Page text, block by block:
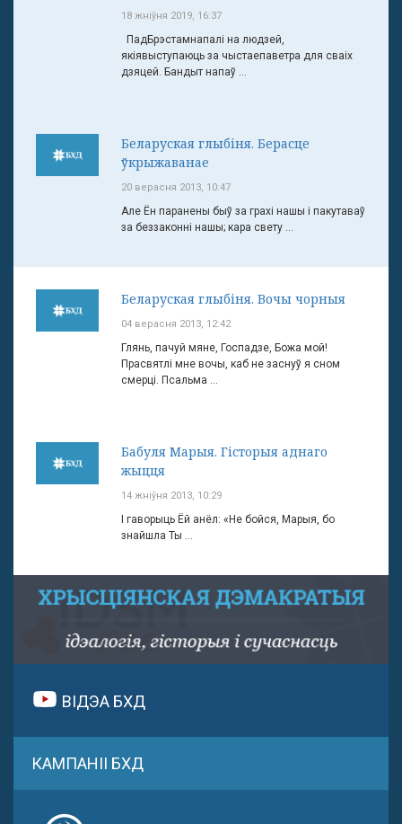
18 жніўня 2019, 16:37
ПадБрэстамнапалі на людзей,
якіявыступаюць за чыстаепаветра для сваіх
дзяцей. Бандыт напаў ...
Беларуская глыбіня. Берасце
ўкрыжаванае
20 верасня 2013, 10:47
Але Ён паранены быў за грахі нашы і пакутаваў
за беззаконні нашы; кара свету ...
Беларуская глыбіня. Вочы чорныя
04 верасня 2013, 12:42
Глянь, пачуй мяне, Госпадзе, Божа мой!
Прасвятлі мне вочы, каб не заснуў я сном
смерці. Псальма ...
Бабуля Марыя. Гісторыя аднаго
жыцця
14 жніўня 2013, 10:29
І гаворыць Ёй анёл: «Не бойся, Марыя, бо
знайшла Ты ...
ВІДЭА БХД
КАМПАНІІ БХД